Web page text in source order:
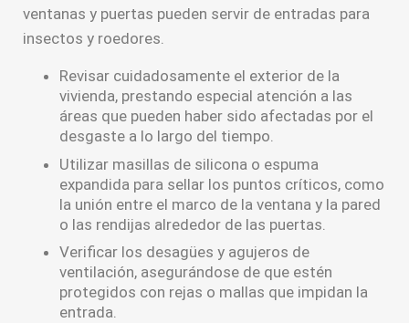
ventanas y puertas pueden servir de entradas para
insectos y roedores.
Revisar cuidadosamente el exterior de la
vivienda, prestando especial atención a las
áreas que pueden haber sido afectadas por el
desgaste a lo largo del tiempo.
Utilizar masillas de silicona o espuma
expandida para sellar los puntos críticos, como
la unión entre el marco de la ventana y la pared
o las rendijas alrededor de las puertas.
Verificar los desagües y agujeros de
ventilación, asegurándose de que estén
protegidos con rejas o mallas que impidan la
entrada.